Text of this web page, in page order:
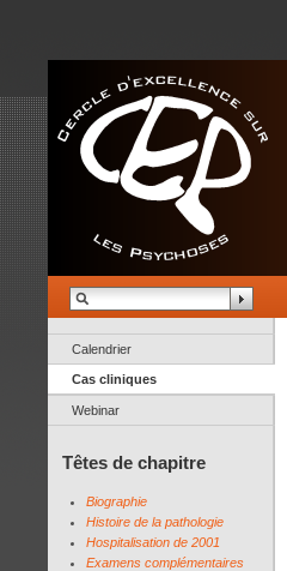
Calendrier
Cas cliniques
Webinar
Têtes de chapitre
Biographie
Histoire de la pathologie
Hospitalisation de 2001
Examens complémentaires